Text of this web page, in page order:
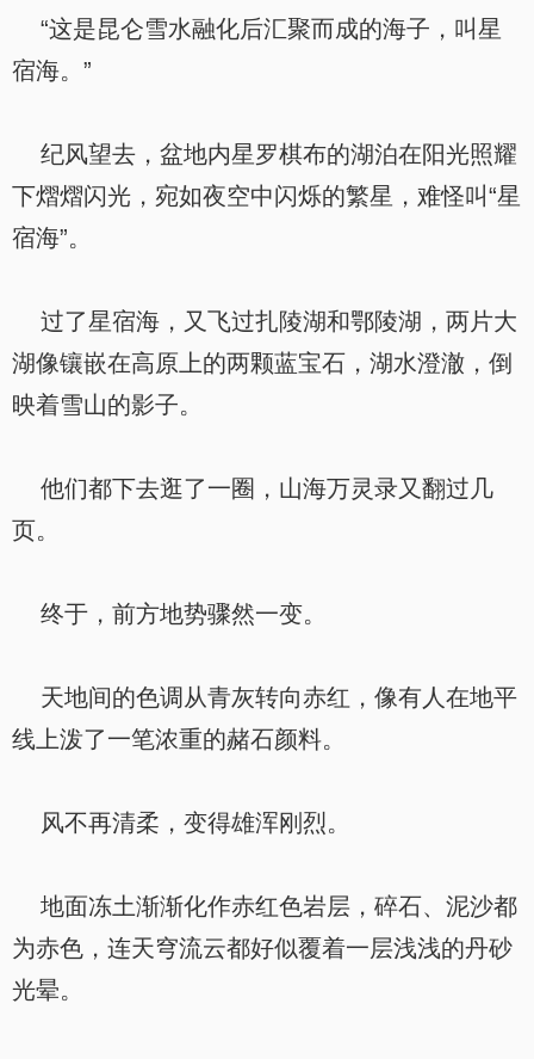
“这是昆仑雪水融化后汇聚而成的海子，叫星
宿海。”
纪风望去，盆地内星罗棋布的湖泊在阳光照耀
下熠熠闪光，宛如夜空中闪烁的繁星，难怪叫“星
宿海”。
过了星宿海，又飞过扎陵湖和鄂陵湖，两片大
湖像镶嵌在高原上的两颗蓝宝石，湖水澄澈，倒
映着雪山的影子。
他们都下去逛了一圈，山海万灵录又翻过几
页。
终于，前方地势骤然一变。
天地间的色调从青灰转向赤红，像有人在地平
线上泼了一笔浓重的赭石颜料。
风不再清柔，变得雄浑刚烈。
地面冻土渐渐化作赤红色岩层，碎石、泥沙都
为赤色，连天穹流云都好似覆着一层浅浅的丹砂
光晕。